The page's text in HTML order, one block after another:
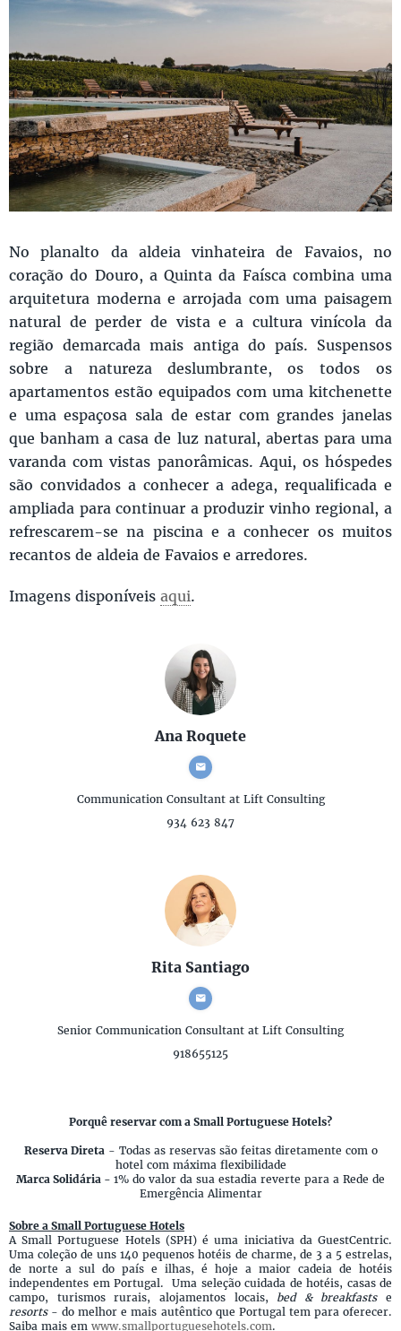
No planalto da aldeia vinhateira de Favaios, no
coração do Douro, a Quinta da Faísca combina uma
arquitetura moderna e arrojada com uma paisagem
natural de perder de vista e a cultura vinícola da
região demarcada mais antiga do país. Suspensos
sobre a natureza deslumbrante, os todos os
apartamentos estão equipados com uma kitchenette
e uma espaçosa sala de estar com grandes janelas
que banham a casa de luz natural, abertas para uma
varanda com vistas panorâmicas. Aqui, os hóspedes
são convidados a conhecer a adega, requalificada e
ampliada para continuar a produzir vinho regional, a
refrescarem-se na piscina e a conhecer os muitos
recantos de aldeia de Favaios e arredores.
Imagens disponíveis aqui.
Ana Roquete
Communication Consultantat Lift Consulting
934 623 847
Rita Santiago
Senior Communication Consultant at Lift Consulting
918655125
Porquê reservar com a Small Portuguese Hotels?
Reserva Direta- Todas as reservas são feitas diretamente com o
hotel com máxima flexibilidade
Marca Solidária - 1% do valor da sua estadia reverte para a Rede de
Emergência Alimentar
Sobre a Small Portuguese Hotels
A Small Portuguese Hotels (SPH) é uma iniciativa da GuestCentric.
Uma coleção de uns 140 pequenos hotéis de charme, de 3 a 5 estrelas,
de norte a sul do país e ilhas, é hoje a maior cadeia de hotéis
independentes em Portugal. Uma seleção cuidada de hotéis, casas de
campo, turismos rurais, alojamentos locais, bed & breakfastse
resorts - do melhor e mais autêntico que Portugal tem para oferecer.
Saiba mais em www.smallportuguesehotels.com.